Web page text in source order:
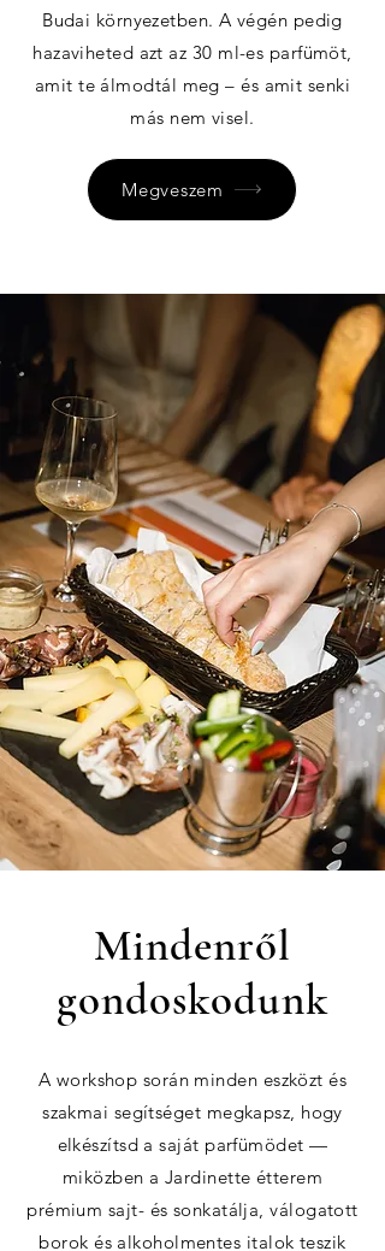
Budai környezetben. A végén pedig
hazaviheted azt az 30 ml-es parfümöt,
amit te álmodtál meg – és amit senki
más nem visel.
Megveszem
Mindenről
gondoskodunk
A workshop során minden eszközt és
szakmai segítséget megkapsz, hogy
elkészítsd a saját parfümödet —
miközben a Jardinette étterem
prémium sajt- és sonkatálja, válogatott
borok és alkoholmentes italok teszik